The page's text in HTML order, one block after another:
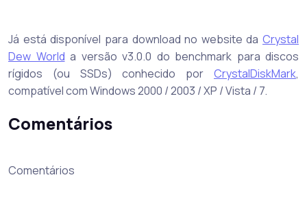
Já está disponível para download no website da Crystal
Dew World a versão v3.0.0 do benchmark para discos
rígidos (ou SSDs) conhecido por CrystalDiskMark,
compatível com Windows 2000 / 2003 / XP / Vista / 7.
Comentários
Comentários